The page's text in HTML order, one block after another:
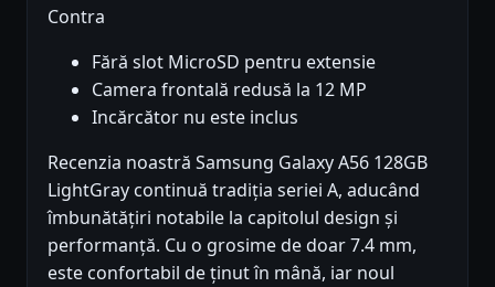
Contra
Fără slot MicroSD pentru extensie
Camera frontală redusă la 12 MP
Incărcător nu este inclus
Recenzia noastră Samsung Galaxy A56 128GB
LightGray continuă tradiția seriei A, aducând
îmbunătățiri notabile la capitolul design și
performanță. Cu o grosime de doar 7.4 mm,
este confortabil de ținut în mână, iar noul